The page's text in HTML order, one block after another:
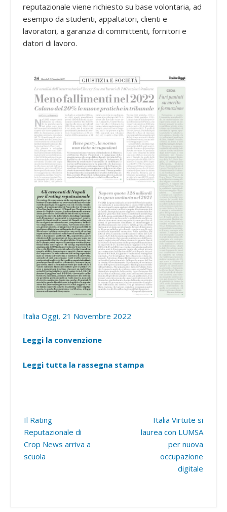
reputazionale viene richiesto su base volontaria, ad
esempio da studenti, appaltatori, clienti e
lavoratori, a garanzia di committenti, fornitori e
datori di lavoro.
Italia Oggi, 21 Novembre 2022
Leggi la convenzione
Leggi tutta la rassegna stampa
Post
navigation
Il Rating
Reputazionale di
Crop News arriva a
scuola
Italia Virtute si
laurea con LUMSA
per nuova
occupazione
digitale